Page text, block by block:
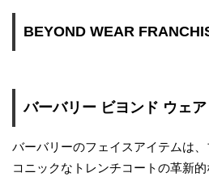
BEYOND WEAR
バーバリー ビヨンド ウェ
バーバリーのフェイスアイテムは
コニックなトレンチコートの革新